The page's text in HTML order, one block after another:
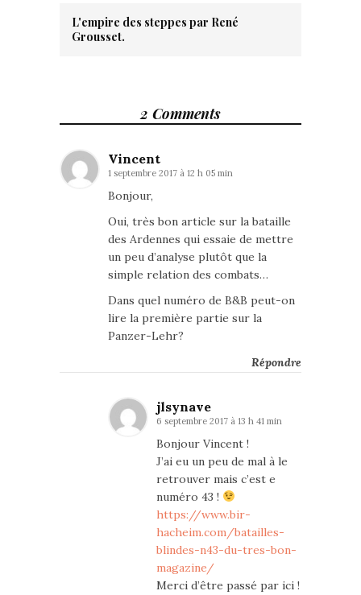
L'empire des steppes par René
Grousset.
2 Comments
Vincent
1 septembre 2017 à 12 h 05 min
Bonjour,
Oui, très bon article sur la bataille
des Ardennes qui essaie de mettre
un peu d’analyse plutôt que la
simple relation des combats…
Dans quel numéro de B&B peut-on
lire la première partie sur la
Panzer-Lehr?
Répondre
jlsynave
6 septembre 2017 à 13 h 41 min
Bonjour Vincent !
J’ai eu un peu de mal à le
retrouver mais c’est e
numéro 43 !
https://www.bir-
hacheim.com/batailles-
blindes-n43-du-tres-bon-
magazine/
Merci d’être passé par ici !